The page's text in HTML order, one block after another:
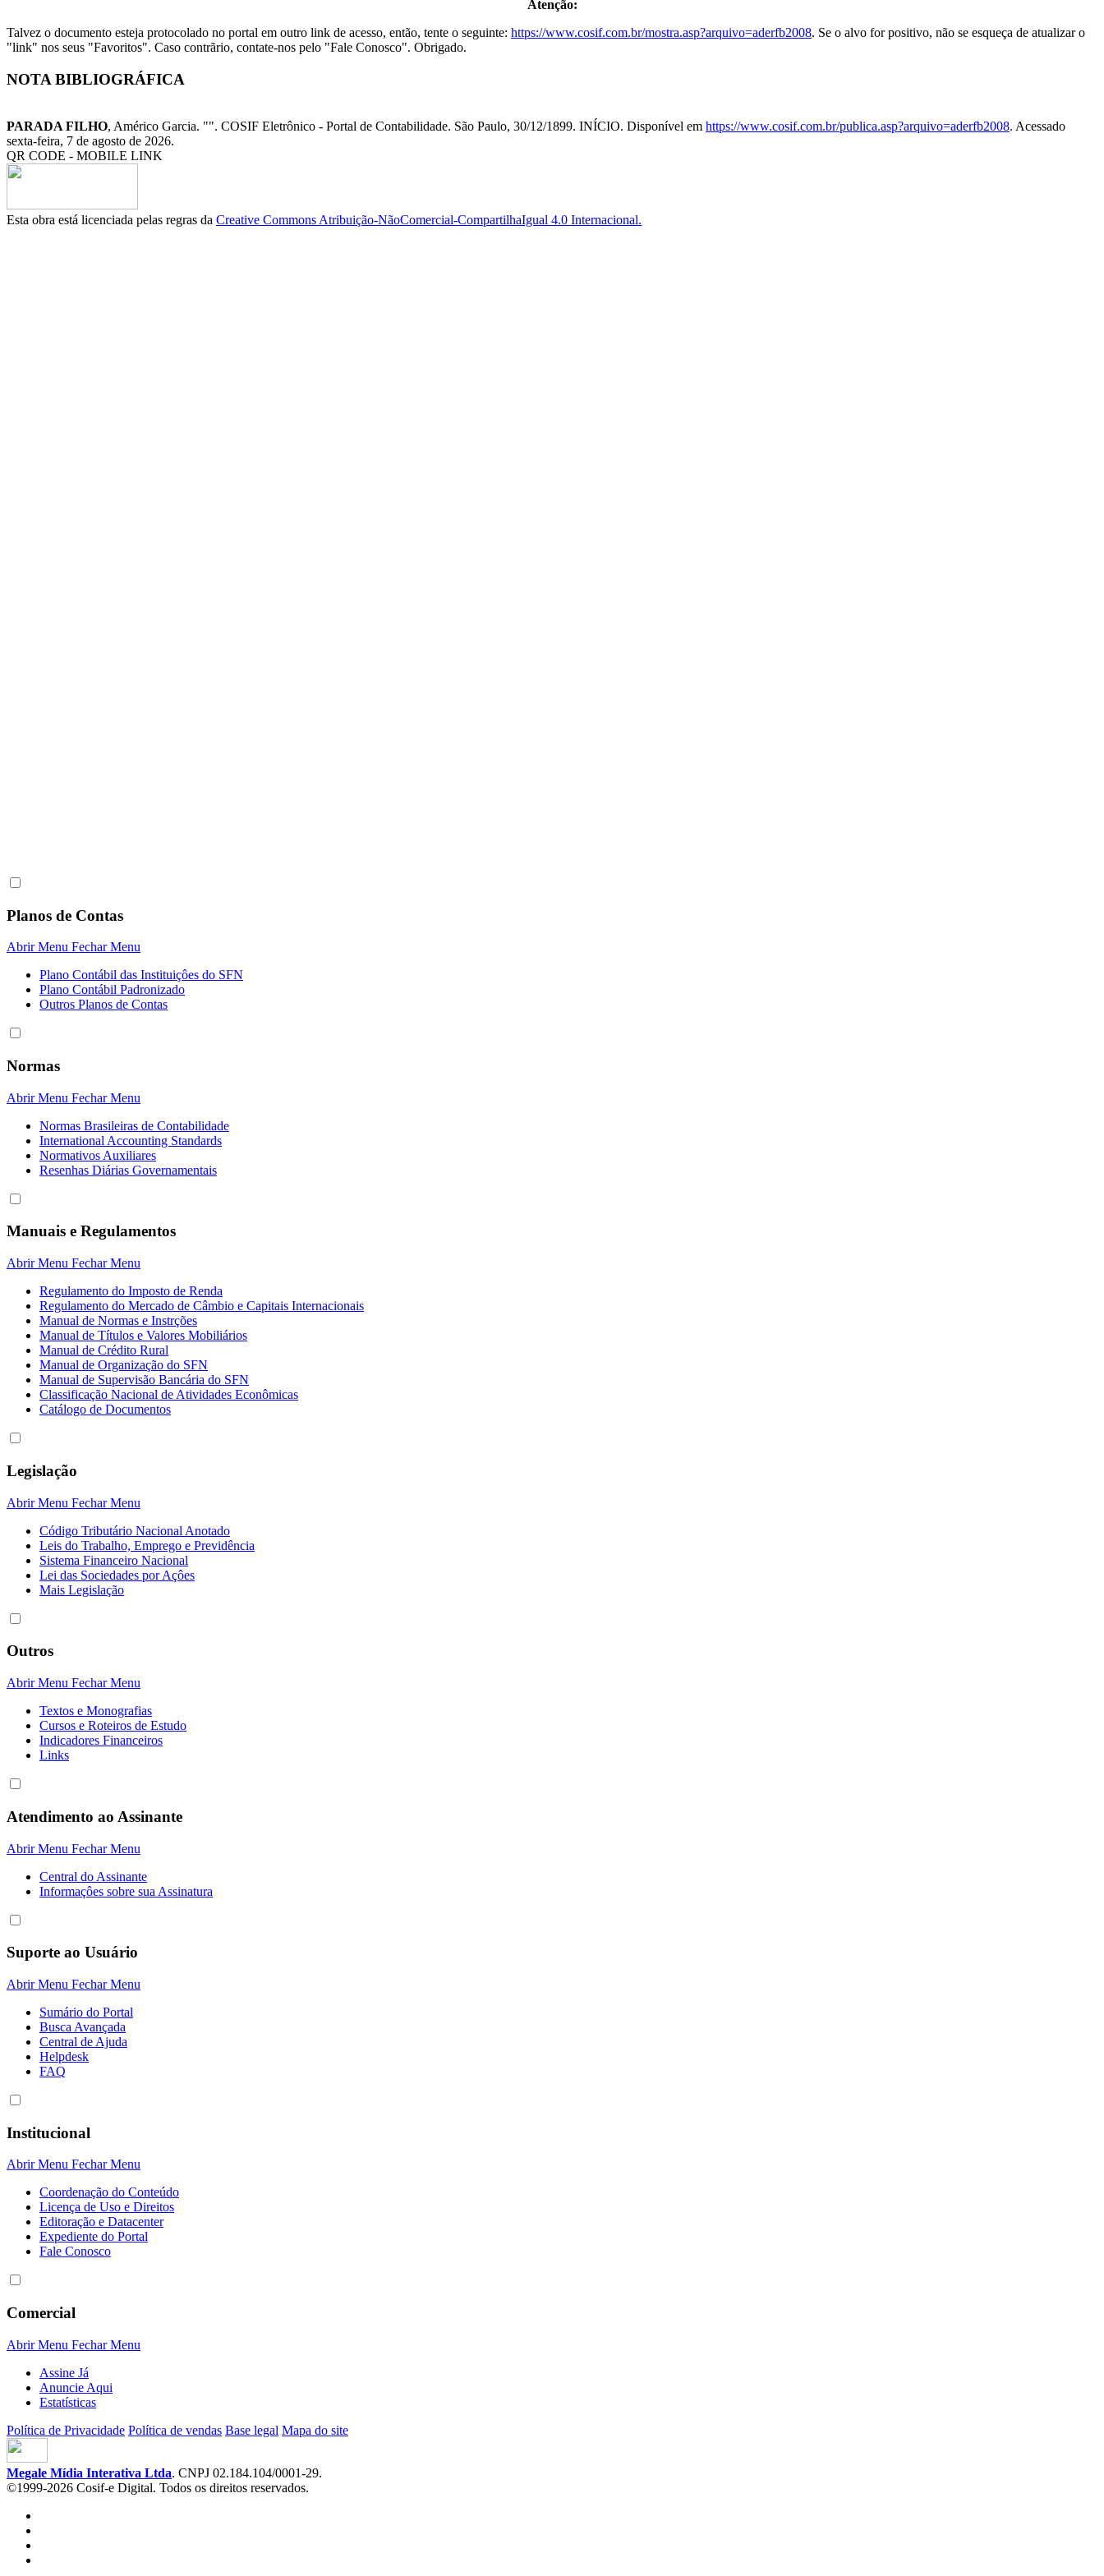
Atenção:
Talvez o documento esteja protocolado no portal em outro link de acesso, então, tente o seguinte: https://www.cosif.com.br/mostra.asp?arquivo=aderfb2008. Se o alvo for positivo, não se esqueça de atualizar o
"link" nos seus "Favoritos". Caso contrãrio, contate-nos pelo "Fale Conosco". Obrigado.
NOTA BIBLIOGRÁFICA
PARADA FILHO, Américo Garcia. "". COSIF Eletrônico - Portal de Contabilidade. São Paulo, 30/12/1899. INÍCIO. Disponível em https://www.cosif.com.br/publica.asp?arquivo=aderfb2008. Acessado
sexta-feira, 7 de agosto de 2026.
QR CODE - MOBILE LINK
Esta obra está licenciada pelas regras da Creative Commons Atribuição-NãoComercial-CompartilhaIgual 4.0 Internacional.
Planos de Contas
Abrir Menu Fechar Menu
Plano Contábil das Instituiçôes do SFN
Plano Contábil Padronizado
Outros Planos de Contas
Normas
Abrir Menu Fechar Menu
Normas Brasileiras de Contabilidade
International Accounting Standards
Normativos Auxiliares
Resenhas Diárias Governamentais
Manuais e Regulamentos
Abrir Menu Fechar Menu
Regulamento do Imposto de Renda
Regulamento do Mercado de Câmbio e Capitais Internacionais
Manual de Normas e Instrções
Manual de Títulos e Valores Mobiliários
Manual de Crédito Rural
Manual de Organização do SFN
Manual de Supervisão Bancária do SFN
Classificação Nacional de Atividades Econômicas
Catálogo de Documentos
Legislação
Abrir Menu Fechar Menu
Código Tributário Nacional Anotado
Leis do Trabalho, Emprego e Previdência
Sistema Financeiro Nacional
Lei das Sociedades por Açôes
Mais Legislação
Outros
Abrir Menu Fechar Menu
Textos e Monografias
Cursos e Roteiros de Estudo
Indicadores Financeiros
Links
Atendimento ao Assinante
Abrir Menu Fechar Menu
Central do Assinante
Informaçôes sobre sua Assinatura
Suporte ao Usuário
Abrir Menu Fechar Menu
Sumário do Portal
Busca Avançada
Central de Ajuda
Helpdesk
FAQ
Institucional
Abrir Menu Fechar Menu
Coordenação do Conteúdo
Licença de Uso e Direitos
Editoração e Datacenter
Expediente do Portal
Fale Conosco
Comercial
Abrir Menu Fechar Menu
Assine Já
Anuncie Aqui
Estatísticas
Política de Privacidade Política de vendas Base legal Mapa do site
Megale Mídia Interativa Ltda. CNPJ 02.184.104/0001-29.
©1999-2026 Cosif-e Digital. Todos os direitos reservados.